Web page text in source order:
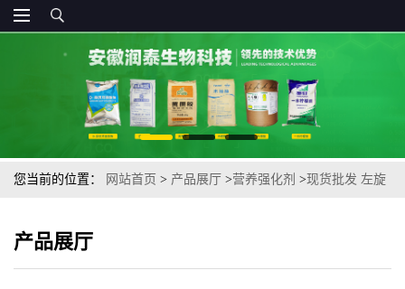
您当前的位置： 网站首页 > 产品展厅 >营养强化剂 >现货批发 左旋
产品展厅